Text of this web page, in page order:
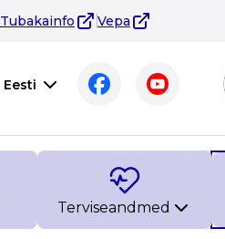
Tubakainfo Vepa
Eesti
Terviseandmed